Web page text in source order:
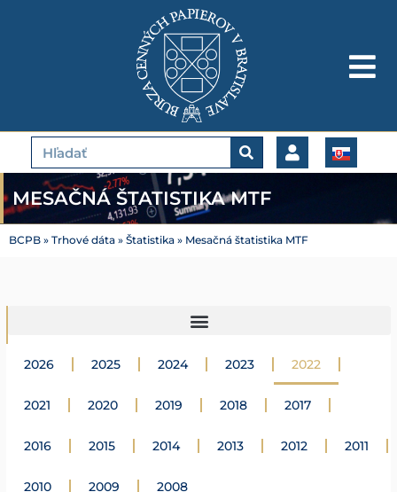
Vyhľadať
MESAČNÁ ŠTATISTIKA MTF
BCPB » Trhové dáta » Štatistika » Mesačná štatistika MTF
2026 2025 2024 2023 2022
2021 2020 2019 2018 2017
2016 2015 2014 2013 2012 2011
2010 2009 2008